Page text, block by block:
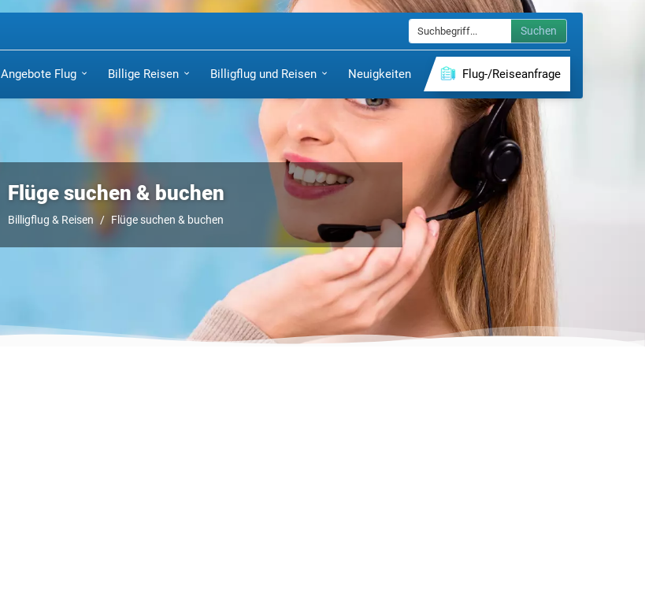
Suchen
Angebote Flug Billige Reisen Billigflug und Reisen Neuigkeiten Flug-/Reiseanfrage
Flüge suchen & buchen
Billigflug & Reisen Flüge suchen & buchen